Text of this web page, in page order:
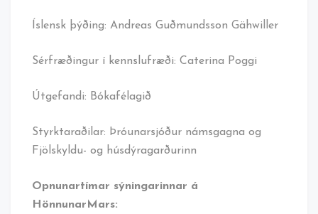
Íslensk þýðing: Andreas Guðmundsson Gähwiller
Sérfræðingur í kennslufræði: Caterina Poggi
Útgefandi: Bókafélagið
Styrktaraðilar: Þróunarsjóður námsgagna og
Fjölskyldu- og húsdýragarðurinn
Opnunartímar sýningarinnar á
HönnunarMars: